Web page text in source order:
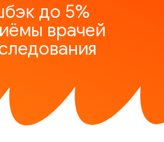
до 5%
врачей